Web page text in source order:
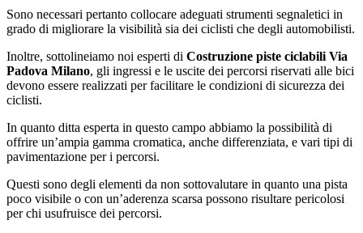
Sono necessari pertanto collocare adeguati strumenti segnaletici in
grado di migliorare la visibilità sia dei ciclisti che degli automobilisti.
Inoltre, sottolineiamo noi esperti di Costruzione piste ciclabili Via
Padova Milano, gli ingressi e le uscite dei percorsi riservati alle bici
devono essere realizzati per facilitare le condizioni di sicurezza dei
ciclisti.
In quanto ditta esperta in questo campo abbiamo la possibilità di
offrire un’ampia gamma cromatica, anche differenziata, e vari tipi di
pavimentazione per i percorsi.
Questi sono degli elementi da non sottovalutare in quanto una pista
poco visibile o con un’aderenza scarsa possono risultare pericolosi
per chi usufruisce dei percorsi.